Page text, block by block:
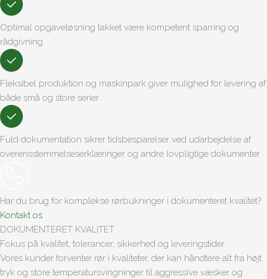
Optimal opgaveløsning takket være kompetent sparring og
rådgivning
Fleksibel produktion og maskinpark giver mulighed for levering af
både små og store serier
Fuld dokumentation sikrer tidsbesparelser ved udarbejdelse af
overensstemmelseserklæringer og andre lovpligtige dokumenter
Har du brug for komplekse rørbukninger i dokumenteret kvalitet?
Kontakt os
DOKUMENTERET KVALITET
Fokus på kvalitet, tolerancer, sikkerhed og leveringstider
Vores kunder forventer rør i kvaliteter, der kan håndtere alt fra højt
tryk og store temperatursvingninger til aggressive væsker og